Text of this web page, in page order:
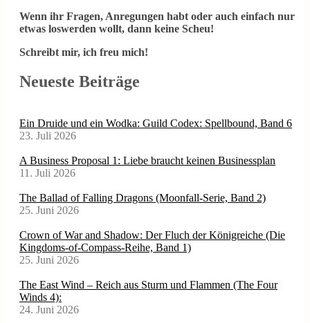
Wenn ihr Fragen, Anregungen habt oder auch einfach nur
etwas loswerden wollt, dann keine Scheu!
Schreibt mir, ich freu mich!
Neueste Beiträge
Ein Druide und ein Wodka: Guild Codex: Spellbound, Band 6
23. Juli 2026
A Business Proposal 1: Liebe braucht keinen Businessplan
11. Juli 2026
The Ballad of Falling Dragons (Moonfall-Serie, Band 2)
25. Juni 2026
Crown of War and Shadow: Der Fluch der Königreiche (Die
Kingdoms-of-Compass-Reihe, Band 1)
25. Juni 2026
The East Wind – Reich aus Sturm und Flammen (The Four
Winds 4):
24. Juni 2026